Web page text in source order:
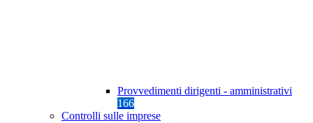
Provvedimenti dirigenti - amministrativi
166
Controlli sulle imprese